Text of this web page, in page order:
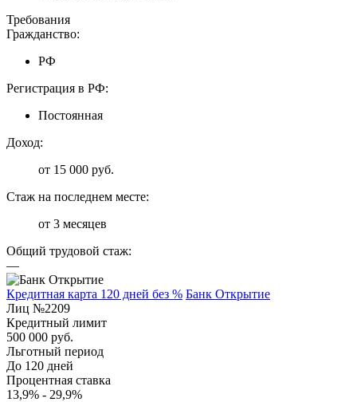
Требования
Гражданство:
РФ
Регистрация в РФ:
Постоянная
Доход:
от 15 000 руб.
Стаж на последнем месте:
от 3 месяцев
Общий трудовой стаж:
—
Кредитная карта 120 дней без % Банк Открытие
Лиц №2209
Кредитный лимит
500 000 руб.
Льготный период
До 120 дней
Процентная ставка
13,9% - 29,9%